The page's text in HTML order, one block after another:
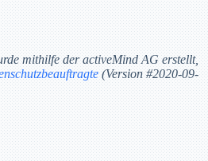
mithilfe der activeMind AG erstellt,
(Version #2020-09-